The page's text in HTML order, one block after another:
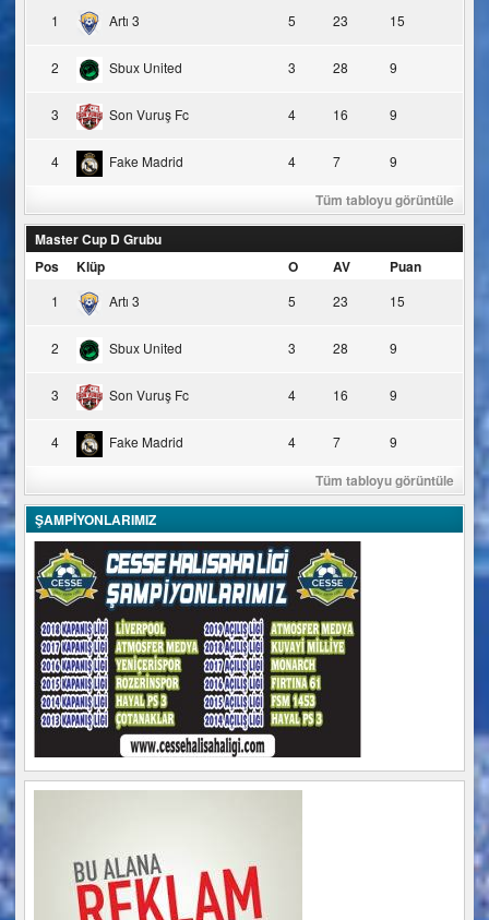
1 Artı 3 5 23 15
2 Sbux United 3 28 9
3 Son Vuruş Fc 4 16 9
4 Fake Madrid 4 7 9
Tüm tabloyu görüntüle
Master Cup D Grubu
Pos
Klüp O AV Puan
1 Artı 3 5 23 15
2 Sbux United 3 28 9
3 Son Vuruş Fc 4 16 9
4 Fake Madrid 4 7 9
Tüm tabloyu görüntüle
ŞAMPİYONLARIMIZ